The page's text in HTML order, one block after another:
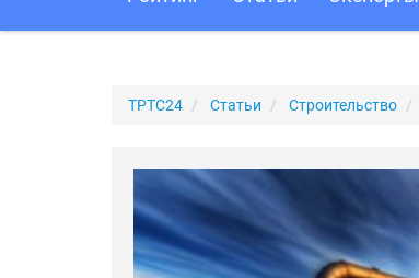
ТРТС24 Статьи Строительство